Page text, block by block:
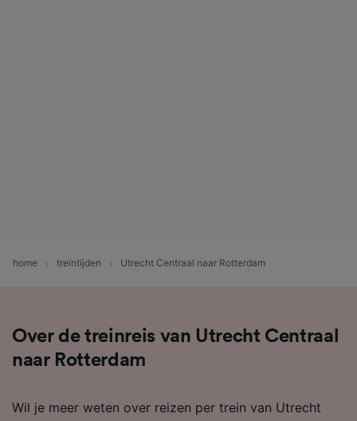
home treintijden Utrecht Centraal naar Rotterdam
Over de treinreis van Utrecht Centraal
naar Rotterdam
Wil je meer weten over reizen per trein van Utrecht